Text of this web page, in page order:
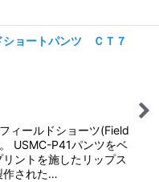
ョートパンツ ＣＴ７
ィールドショーツ(Field
USMC-P41パンツをベ
ントを施したリップス
作された…